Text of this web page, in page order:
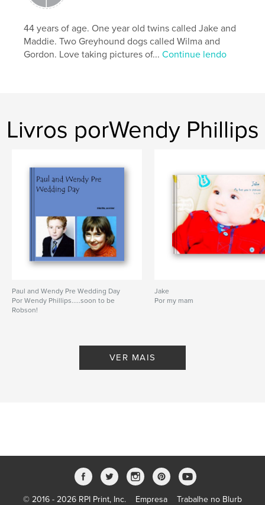
44 years of age. One year old twins called Jake and
Maddie. Two Greyhound dogs called Wilma and
Gordon. Love taking pictures of...Continue lendo
Livros porWendy Phillips
Paul and Wendy Pre Wedding Day
Por Wendy Phillips.....soon to be
Robson!
Jake
Por my mam
VER MAIS
© 2016 - 2026 RPI Print, Inc. Empresa Trabalhe no Blurb